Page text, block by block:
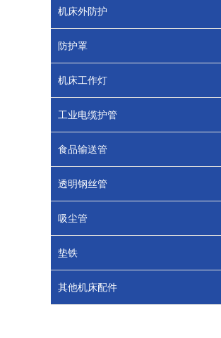
机床外防护
防护罩
机床工作灯
工业电缆护管
食品输送管
透明钢丝管
吸尘管
垫铁
其他机床配件